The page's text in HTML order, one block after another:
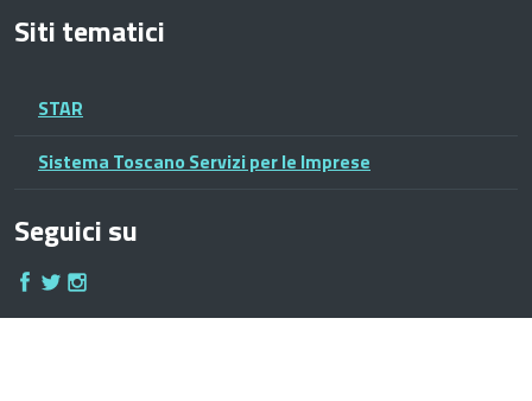
Siti tematici
STAR
Sistema Toscano Servizi per le Imprese
Seguici su